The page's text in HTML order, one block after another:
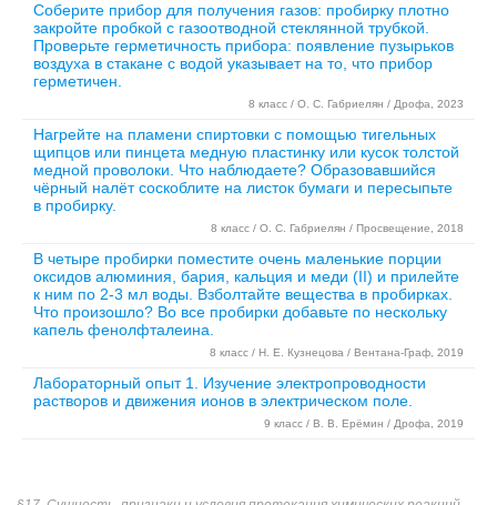
Соберите прибор для получения газов: пробирку плотно
закройте пробкой с газоотводной стеклянной трубкой.
Проверьте герметичность прибора: появление пузырьков
воздуха в стакане с водой указывает на то, что прибор
герметичен.
8 класс / О. С. Габриелян / Дрофа, 2023
Нагрейте на пламени спиртовки с помощью тигельных
щипцов или пинцета медную пластинку или кусок толстой
медной проволоки. Что наблюдаете? Образовавшийся
чёрный налёт соскоблите на листок бумаги и пересыпьте
в пробирку.
8 класс / О. С. Габриелян / Просвещение, 2018
В четыре пробирки поместите очень маленькие порции
оксидов алюминия, бария, кальция и меди (II) и прилейте
к ним по 2-3 мл воды. Взболтайте вещества в пробирках.
Что произошло? Во все пробирки добавьте по нескольку
капель фенолфталеина.
8 класс / Н. Е. Кузнецова / Вентана-Граф, 2019
Лабораторный опыт 1. Изучение электропроводности
растворов и движения ионов в электрическом поле.
9 класс / В. В. Ерёмин / Дрофа, 2019